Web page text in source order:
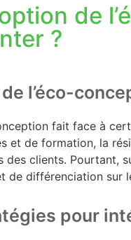
de
?
l’éco-
fait face à
et de formation, la
des clients. Pourtant,
différenciation sur
pour